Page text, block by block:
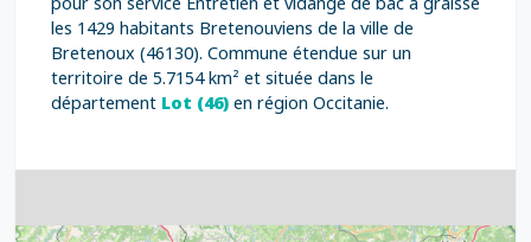
les 1429 habitants Bretenouviens de la ville de
Bretenoux (46130). Commune étendue sur un
territoire de 5.7154 km² et située dans le
département Lot (46) en région Occitanie.